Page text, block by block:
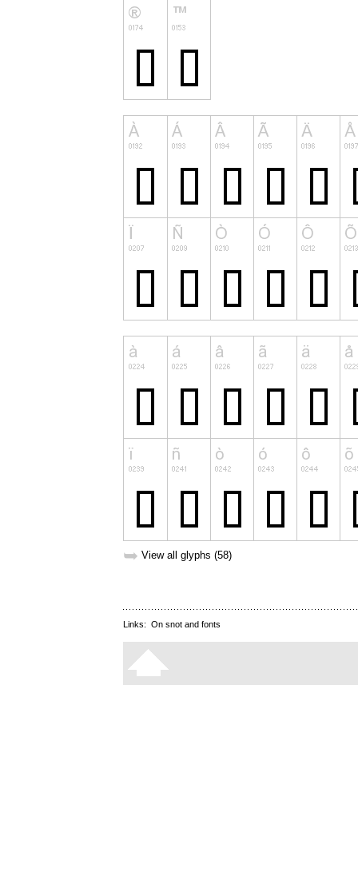
➥ View all glyphs (58)
Links: On snot and fonts